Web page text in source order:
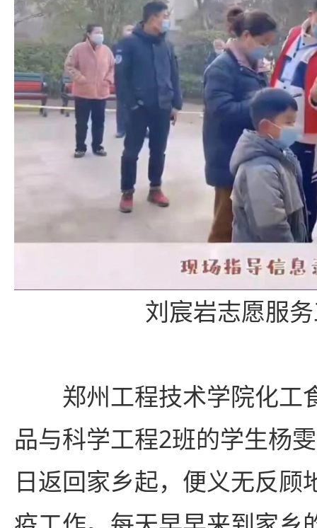
刘宸岩志愿服
郑州工程技术学院化工
品与科学工程2班的学生杨
日返回家乡起，便义无反顾